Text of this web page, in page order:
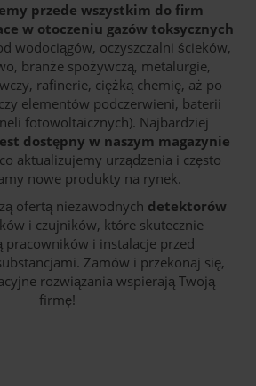
przede wszystkim do firm
w otoczeniu gazów toksycznych
wodociągów, oczyszczalni ścieków,
branże spożywczą, metalurgie,
rafinerie, ciężką chemię, aż po
elementów podczerwieni, baterii
fotowoltaicznych). Najbardziej
dostępny w naszym magazynie
aktualizujemy urządzenia i często
nowe produkty na rynek.
ofertą niezawodnych detektorów
i czujników, które skutecznie
pracowników i instalacje przed
Zamów i przekonaj się,
rozwiązania wspierają Twoją
firmę!